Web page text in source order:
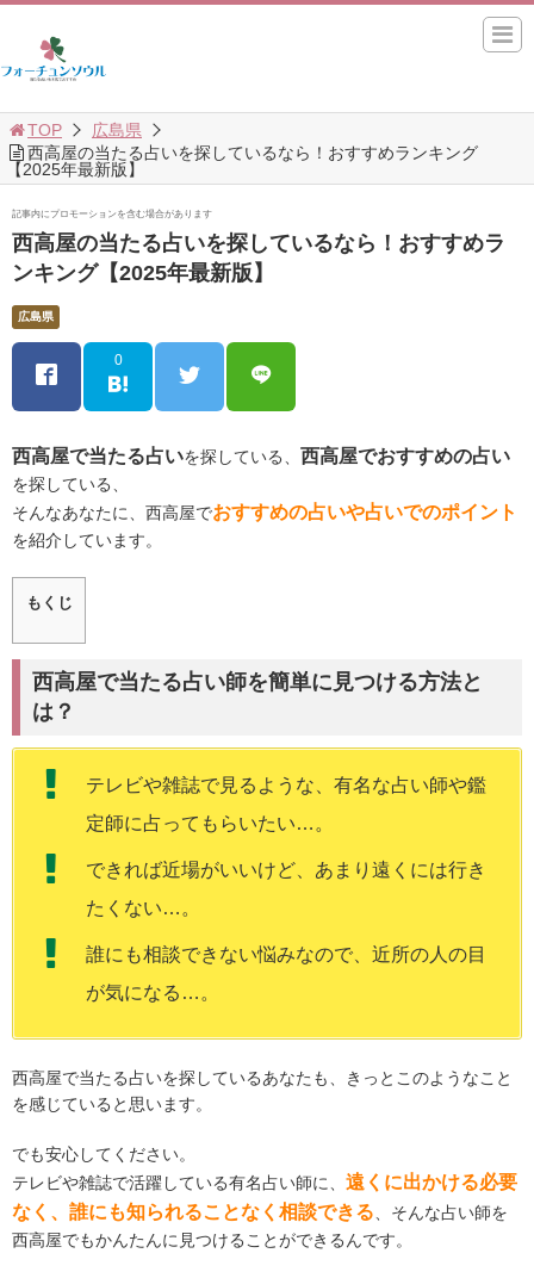
TOP
広島県
西高屋の当たる占いを探しているなら！おすすめランキング
【2025年最新版】
記事内にプロモーションを含む場合があります
西高屋の当たる占いを探しているなら！おすすめラ
ンキング【2025年最新版】
広島県
0
西高屋で当たる占いを探している、 西高屋でおすすめの占い
を探している、
そんなあなたに、西高屋でおすすめの占いや占いでのポイント
を紹介しています。
もくじ
西高屋で当たる占い師を簡単に見つける方法と
は？
テレビや雑誌で見るような、有名な占い師や鑑
定師に占ってもらいたい…。
できれば近場がいいけど、あまり遠くには行き
たくない…。
誰にも相談できない悩みなので、近所の人の目
が気になる…。
西高屋で当たる占いを探しているあなたも、きっとこのようなこと
を感じていると思います。
でも安心してください。
テレビや雑誌で活躍している有名占い師に、 遠くに出かける必要
なく、誰にも知られることなく相談できる、そんな占い師を
西高屋でもかんたんに見つけることができるんです。